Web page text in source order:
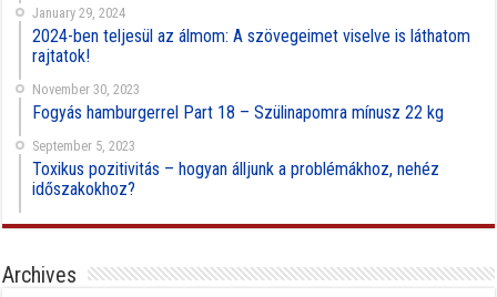
January 29, 2024
2024-ben teljesül az álmom: A szövegeimet viselve is láthatom
rajtatok!
November 30, 2023
Fogyás hamburgerrel Part 18 – Szülinapomra mínusz 22 kg
September 5, 2023
Toxikus pozitivitás – hogyan álljunk a problémákhoz, nehéz
időszakokhoz?
Archives